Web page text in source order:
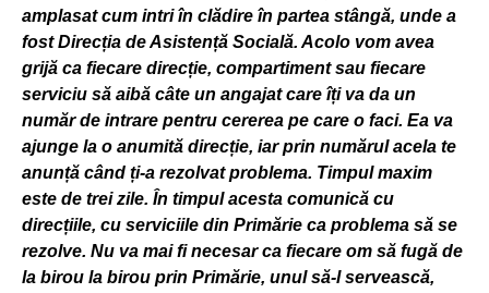
amplasat cum intri în clădire în partea stângă, unde a
fost Direcția de Asistență Socială. Acolo vom avea
grijă ca fiecare direcție, compartiment sau fiecare
serviciu să aibă câte un angajat care îți va da un
număr de intrare pentru cererea pe care o faci. Ea va
ajunge la o anumită direcție, iar prin numărul acela te
anunță când ți-a rezolvat problema. Timpul maxim
este de trei zile. În timpul acesta comunică cu
direcțiile, cu serviciile din Primărie ca problema să se
rezolve. Nu va mai fi necesar ca fiecare om să fugă de
la birou la birou prin Primărie, unul să-l servească,